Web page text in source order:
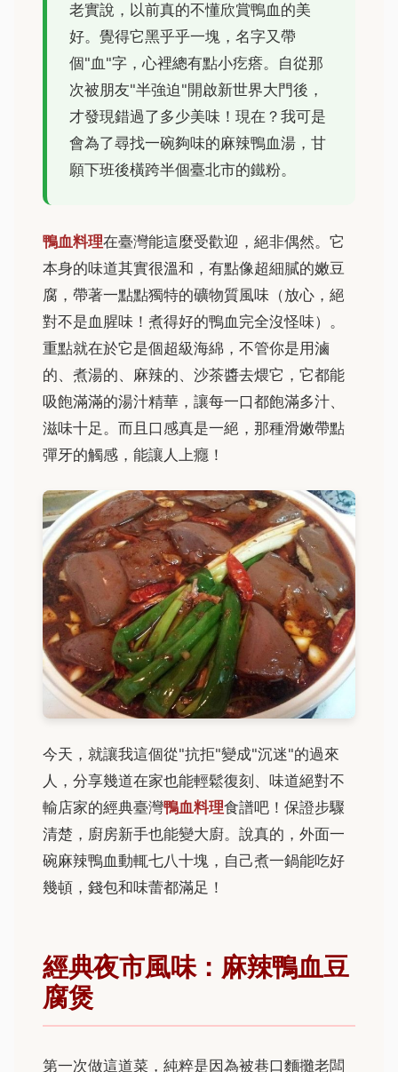
老實說，以前真的不懂欣賞鴨血的美
好。覺得它黑乎乎一塊，名字又帶
個"血"字，心裡總有點小疙瘩。自從那
次被朋友"半強迫"開啟新世界大門後，
才發現錯過了多少美味！現在？我可是
會為了尋找一碗夠味的麻辣鴨血湯，甘
願下班後橫跨半個臺北市的鐵粉。
鴨血料理在臺灣能這麼受歡迎，絕非偶然。它
本身的味道其實很溫和，有點像超細膩的嫩豆
腐，帶著一點點獨特的礦物質風味（放心，絕
對不是血腥味！煮得好的鴨血完全沒怪味）。
重點就在於它是個超級海綿，不管你是用滷
的、煮湯的、麻辣的、沙茶醬去煨它，它都能
吸飽滿滿的湯汁精華，讓每一口都飽滿多汁、
滋味十足。而且口感真是一絕，那種滑嫩帶點
彈牙的觸感，能讓人上癮！
今天，就讓我這個從"抗拒"變成"沉迷"的過來
人，分享幾道在家也能輕鬆復刻、味道絕對不
輸店家的經典臺灣鴨血料理食譜吧！保證步驟
清楚，廚房新手也能變大廚。說真的，外面一
碗麻辣鴨血動輒七八十塊，自己煮一鍋能吃好
幾頓，錢包和味蕾都滿足！
經典夜市風味：麻辣鴨血豆
腐煲
第一次做這道菜，純粹是因為被巷口麵攤老闆